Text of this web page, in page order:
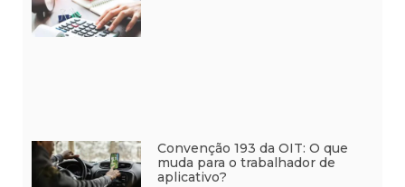
Convenção 193 da OIT: O que
muda para o trabalhador de
aplicativo?